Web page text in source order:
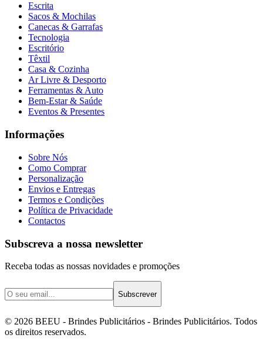
Escrita
Sacos & Mochilas
Canecas & Garrafas
Tecnologia
Escritório
Têxtil
Casa & Cozinha
Ar Livre & Desporto
Ferramentas & Auto
Bem-Estar & Saúde
Eventos & Presentes
Informações
Sobre Nós
Como Comprar
Personalização
Envios e Entregas
Termos e Condições
Política de Privacidade
Contactos
Subscreva a nossa newsletter
Receba todas as nossas novidades e promoções
Subscrever
© 2026 BEEU - Brindes Publicitários - Brindes Publicitários. Todos
os direitos reservados.